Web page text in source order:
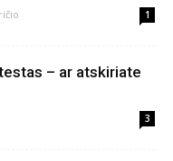
1
– ar atskiriate
3